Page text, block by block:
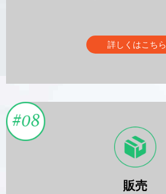
詳しくはこちら
販売